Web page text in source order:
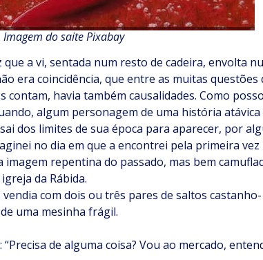
Imagem do saite Pixabay
que a vi, sentada num resto de cadeira, envolta
era coincidência, que entre as muitas questões
contam, havia também causalidades. Como posso
algum personagem de uma história atávica
dos limites de sua época para aparecer, por
no dia em que a encontrei pela primeira vez
imagem repentina do passado, mas bem
da Rábida.
com dois ou três pares de saltos castanho-
uma mesinha frágil.
de alguma coisa? Vou ao mercado,